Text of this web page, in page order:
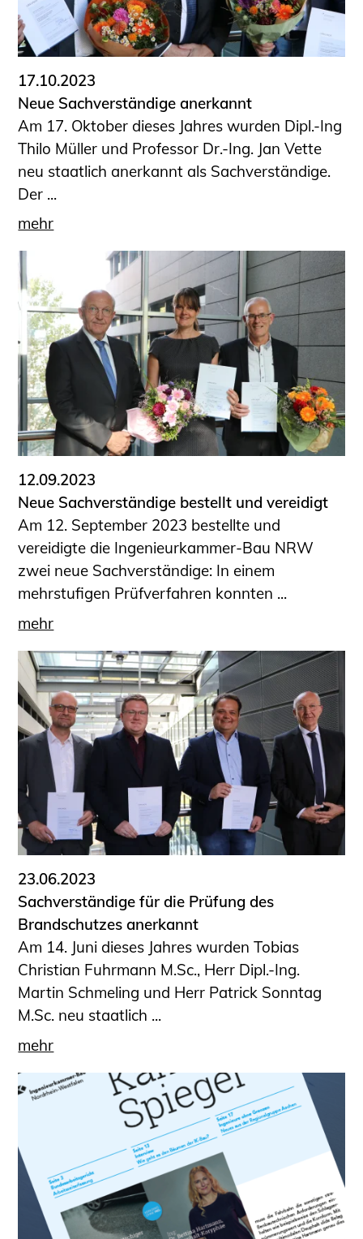
17.10.2023
Neue Sachverständige anerkannt
Am 17. Oktober dieses Jahres wurden Dipl.-Ing
Thilo Müller und Professor Dr.-Ing. Jan Vette
neu staatlich anerkannt als Sachverständige.
Der ...
mehr
12.09.2023
Neue Sachverständige bestellt und vereidigt
Am 12. September 2023 bestellte und
vereidigte die Ingenieurkammer-Bau NRW
zwei neue Sachverständige: In einem
mehrstufigen Prüfverfahren konnten ...
mehr
23.06.2023
Sachverständige für die Prüfung des
Brandschutzes anerkannt
Am 14. Juni dieses Jahres wurden Tobias
Christian Fuhrmann M.Sc., Herr Dipl.-Ing.
Martin Schmeling und Herr Patrick Sonntag
M.Sc. neu staatlich ...
mehr